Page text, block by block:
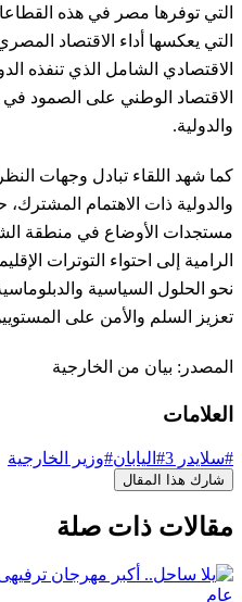
التي توفرها مصر في هذه
التي يعكسها أداء الاقتصاد
الاقتصادي الشامل الذي تنفذه
الاقتصاد الوطني على الصمود في
والدولية.
كما شهد اللقاء تبادل وجهات
والدولية ذات الاهتمام
مستجدات الأوضاع في منطقة
الرامية إلى احتواء التوترات
نحو الحلول السياسية
تعزيز السلم والأمن على
المصدر: بيان من الخارجية
العلامات
#سلايدر 3 #اليابان#وزير الخارجية
شارك هذا المقال
مقالات ذات صلة
عام